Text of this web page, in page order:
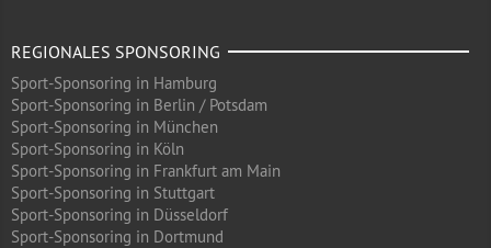
REGIONALES SPONSORING
Sport-Sponsoring in Hamburg
Sport-Sponsoring in Berlin / Potsdam
Sport-Sponsoring in München
Sport-Sponsoring in Köln
Sport-Sponsoring in Frankfurt am Main
Sport-Sponsoring in Stuttgart
Sport-Sponsoring in Düsseldorf
Sport-Sponsoring in Dortmund